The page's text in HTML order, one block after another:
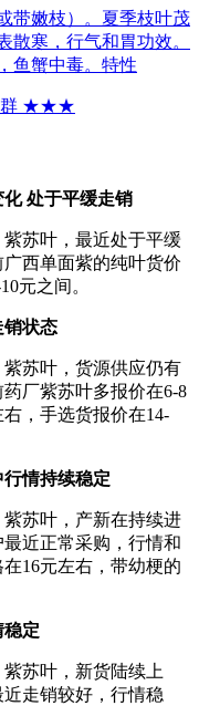
带嫩枝）。夏季枝叶茂
散寒，行气和胃功效。
鱼蟹中毒。 特性
群 ★★★
处于平缓走销
苏叶，最近处于平缓
西单面紫的纯叶货价
元之间。
销状态
苏叶，货源供应仍有
厂紫苏叶多报价在6-8
，手选货报价在14-
情持续稳定
苏叶，产新在持续进
近正常采购，行情和
16元左右，带幼梗的
稳定
苏叶，新货陆续上
走销较好，行情稳